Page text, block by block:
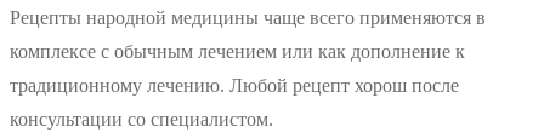
Рецепты народной медицины чаще всего применяются в
комплексе с обычным лечением или как дополнение к
традиционному лечению. Любой рецепт хорош после
консультации со специалистом.